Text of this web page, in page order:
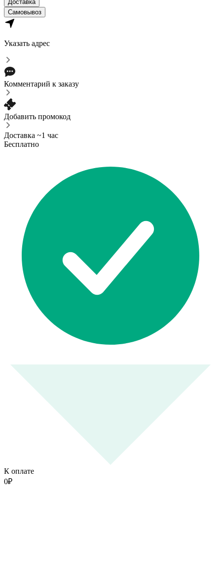
Доставка
Самовывоз
Указать адрес
Комментарий к заказу
Добавить промокод
Доставка ~1 час
Бесплатно
К оплате
0₽